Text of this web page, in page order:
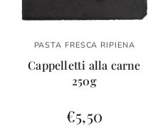
PASTA FRESCA RIPIENA
Cappelletti alla carne
250g
€5,50